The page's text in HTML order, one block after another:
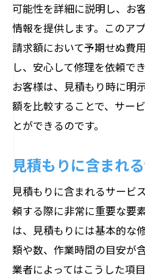
可能性を詳細に説明し、お
情報を提供します。このア
請求額において予期せぬ費
し、安心して修理を依頼で
お客様は、見積もり時に明
額を比較することで、サー
とができるのです。
見積もりに含まれ
見積もりに含まれるサービ
頼する際に非常に重要な要
は、見積もりには基本的な
類や数、作業時間の目安が
業者によってはこうした項